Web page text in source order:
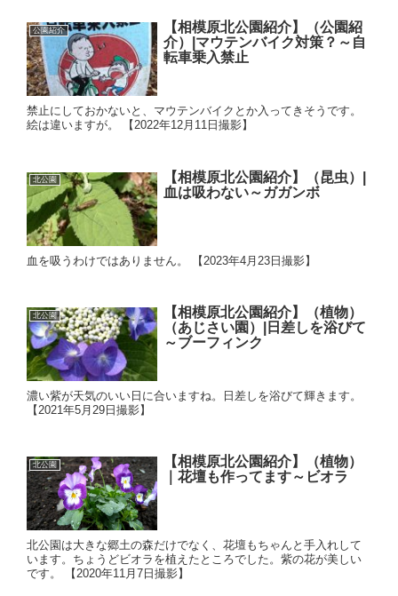
公園紹介
【相模原北公園紹介】（公園紹
介）|マウテンバイク対策？～自
転車乗入禁止
禁止にしておかないと、マウテンバイクとか入ってきそうです。
絵は違いますが。 【2022年12月11日撮影】
北公園
【相模原北公園紹介】（昆虫）|
血は吸わない～ガガンボ
血を吸うわけではありません。 【2023年4月23日撮影】
北公園
【相模原北公園紹介】（植物）
（あじさい園）|日差しを浴びて
～ブーフィンク
濃い紫が天気のいい日に合いますね。日差しを浴びて輝きます。
【2021年5月29日撮影】
北公園
【相模原北公園紹介】（植物）
｜花壇も作ってます～ビオラ
北公園は大きな郷土の森だけでなく、花壇もちゃんと手入れして
います。ちょうどビオラを植えたところでした。紫の花が美しい
です。 【2020年11月7日撮影】